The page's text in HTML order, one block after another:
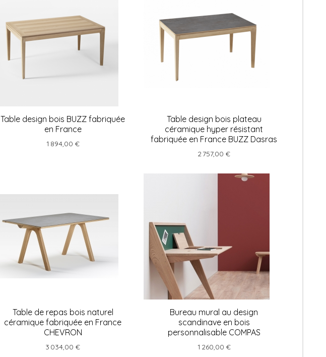
Table design bois BUZZ fabriquée
en France
1 894,00 €
Table design bois plateau
céramique hyper résistant
fabriquée en France BUZZ Dasras
2 757,00 €
Table de repas bois naturel
céramique fabriquée en France
CHEVRON
3 034,00 €
Bureau mural au design
scandinave en bois
personnalisable COMPAS
1 260,00 €